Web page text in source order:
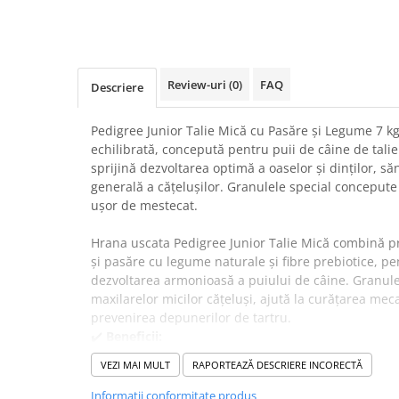
Descriere Review-uri (0) FAQ
Pedigree Junior Talie Mică cu Pasăre și Legume 7
echilibrată, concepută pentru puii de câine de
sprijină dezvoltarea optimă a oaselor și dinților,
generală a cățelușilor. Granulele special
ușor de mestecat.
Hrana uscata Pedigree Junior Talie Mică combină
și pasăre cu legume naturale și fibre prebiotice,
dezvoltarea armonioasă a puiului de câine.
maxilarelor micilor cățeluși, ajută la curățarea
prevenirea depunerilor de tartru.
Produsul contribuie la dezvoltarea sănătoasă a
optim de calciu și fosfor. Fibrele și pasărea ușor
vitaminele și mineralele esențiale, inclusiv vitamina
VEZI MAI MULT RAPORTEAZĂ DESCRIERE INCORECTĂ
Informatii conformitate produs